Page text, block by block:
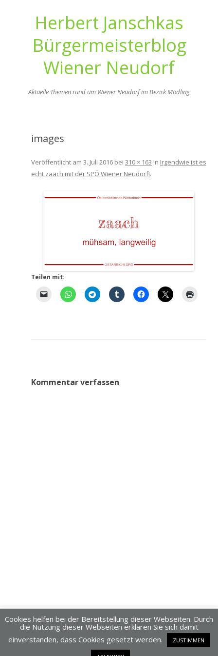
Herbert Janschkas
Bürgermeisterblog
Wiener Neudorf
Aktuelle Themen rund um Wiener Neudorf im Bezirk Mödling
images
Veröffentlicht am 3. Juli 2016 bei 310 × 163 in Irgendwie ist es
echt zaach mit der SPÖ Wiener Neudorf!.
Teilen mit:
Kommentar verfassen
Dieses Blog läuft mit WordPress
Cookies helfen bei der Bereitstellung dieser Webseiten. Durch
die Nutzung dieser Webseiten erklären Sie sich damit
einverstanden, dass Cookies gesetzt werden.
ZUSTIMMEN